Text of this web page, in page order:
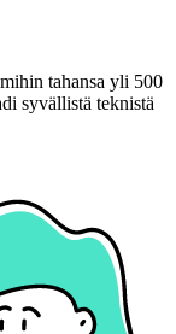
tahansa yli 500
syvällistä teknistä